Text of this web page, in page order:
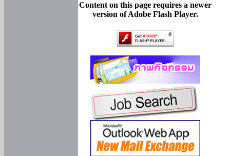
Content on this page requires a newer
version of Adobe Flash Player.